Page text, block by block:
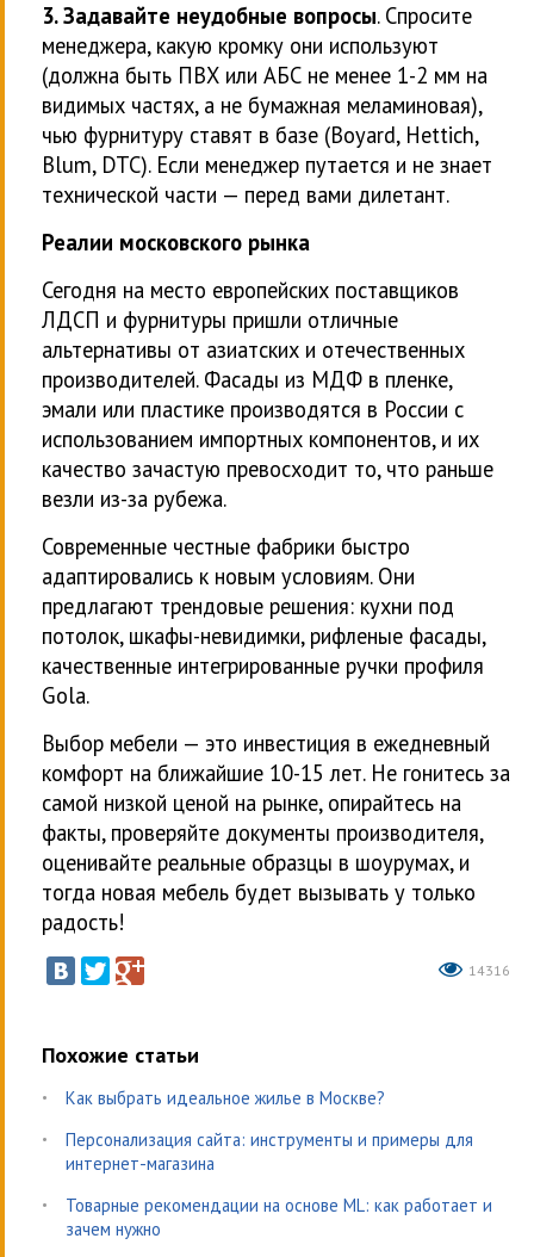
3. Задавайте неудобные вопросы. Спросите
менеджера, какую кромку они используют
(должна быть ПВХ или АБС не менее 1-2 мм на
видимых частях, а не бумажная меламиновая),
чью фурнитуру ставят в базе (Boyard, Hettich,
Blum, DTC). Если менеджер путается и не знает
технической части — перед вами дилетант.
Реалии московского рынка
Сегодня на место европейских поставщиков
ЛДСП и фурнитуры пришли отличные
альтернативы от азиатских и отечественных
производителей. Фасады из МДФ в пленке,
эмали или пластике производятся в России с
использованием импортных компонентов, и их
качество зачастую превосходит то, что раньше
везли из-за рубежа.
Современные честные фабрики быстро
адаптировались к новым условиям. Они
предлагают трендовые решения: кухни под
потолок, шкафы-невидимки, рифленые фасады,
качественные интегрированные ручки профиля
Gola.
Выбор мебели — это инвестиция в ежедневный
комфорт на ближайшие 10-15 лет. Не гонитесь за
самой низкой ценой на рынке, опирайтесь на
факты, проверяйте документы производителя,
оценивайте реальные образцы в шоурумах, и
тогда новая мебель будет вызывать у только
радость!
14316
Похожие статьи
Как выбрать идеальное жилье в Москве?
Персонализация сайта: инструменты и примеры для
интернет-магазина
Товарные рекомендации на основе ML: как работает и
зачем нужно